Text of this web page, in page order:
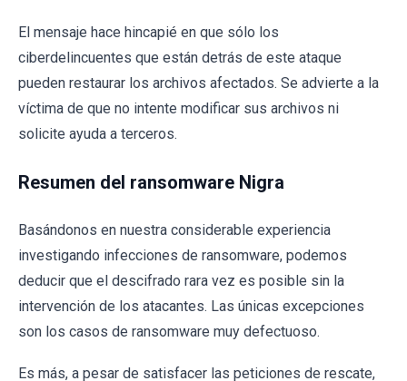
El mensaje hace hincapié en que sólo los
ciberdelincuentes que están detrás de este ataque
pueden restaurar los archivos afectados. Se advierte a la
víctima de que no intente modificar sus archivos ni
solicite ayuda a terceros.
Resumen del ransomware Nigra
Basándonos en nuestra considerable experiencia
investigando infecciones de ransomware, podemos
deducir que el descifrado rara vez es posible sin la
intervención de los atacantes. Las únicas excepciones
son los casos de ransomware muy defectuoso.
Es más, a pesar de satisfacer las peticiones de rescate,